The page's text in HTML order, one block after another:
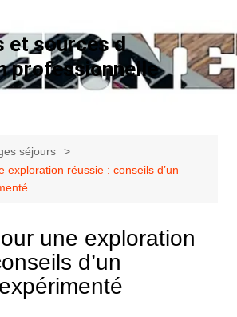
et sources d
professionnelle
séjours
exploration réussie : conseils d’un
une exploration
d’un